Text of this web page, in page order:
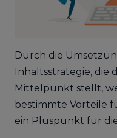
Durch die
Inhaltsstrategie, die
Mittelpunkt stellt,
bestimmte Vorteile
ein Pluspunkt für